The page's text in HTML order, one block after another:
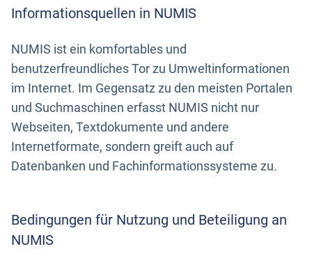
Informationsquellen in NUMIS
NUMIS ist ein komfortables und
benutzerfreundliches Tor zu Umweltinformationen
im Internet. Im Gegensatz zu den meisten Portalen
und Suchmaschinen erfasst NUMIS nicht nur
Webseiten, Textdokumente und andere
Internetformate, sondern greift auch auf
Datenbanken und Fachinformationssysteme zu.
Bedingungen für Nutzung und Beteiligung an
NUMIS